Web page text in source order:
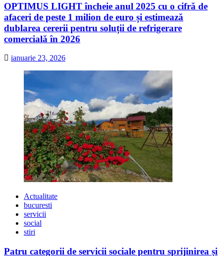
OPTIMUS LIGHT încheie anul 2025 cu o cifră de
afaceri de peste 1 milion de euro și estimează
dublarea cererii pentru soluții de refrigerare
comercială în 2026
ianuarie 23, 2026
Actualitate
bucuresti
servicii
social
stiri
Patru categorii de servicii sociale pentru sprijinirea și